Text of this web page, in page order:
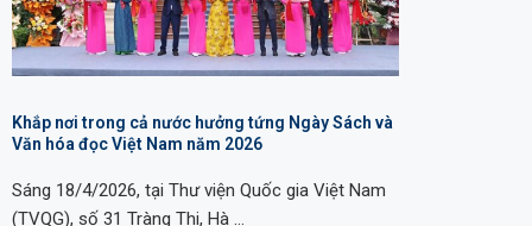
Khắp nơi trong cả nước hưởng tứng Ngày Sách và
Văn hóa đọc Việt Nam năm 2026
Sáng 18/4/2026, tại Thư viện Quốc gia Việt Nam
(TVQG), số 31 Tràng Thi, Hà …